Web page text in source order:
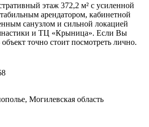
этаж 372,2 м² с усиленной
арендатором, кабинетной
санузлом и сильной локацией
и ТЦ «Крыница». Если Вы
точно стоит посмотреть лично.
Могилевская область